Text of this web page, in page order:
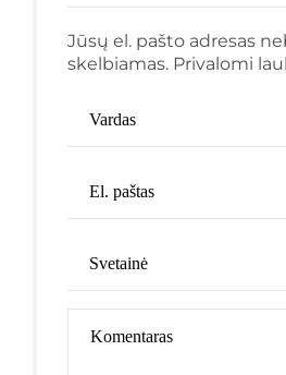
Jūsų el. pašto adresas
skelbiamas. Privalomi